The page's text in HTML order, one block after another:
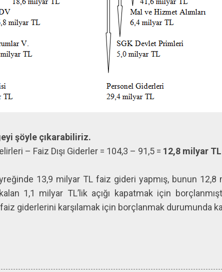
şöyle çıkarabiliriz.
– Faiz Dışı Giderler = 104,3 – 91,5 = 12,8 milyar TL
13,9 milyar TL faiz gideri yapmış, bunun 12,8
1,1 milyar TL’lik açığı kapatmak için
giderlerini karşılamak için borçlanmak durumunda